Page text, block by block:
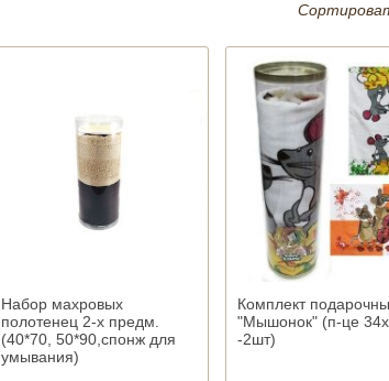
Набор махровых
полотенец 2-х предм.
(40*70, 50*90,спонж для
умывания)
Комплект
"Мышонок" (п-це
-2шт)